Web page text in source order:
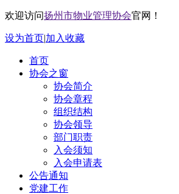
欢迎访问扬州市物业管理协会官网！
设为首页|加入收藏
首页
协会之窗
协会简介
协会章程
组织结构
协会领导
部门职责
入会须知
入会申请表
公告通知
党建工作